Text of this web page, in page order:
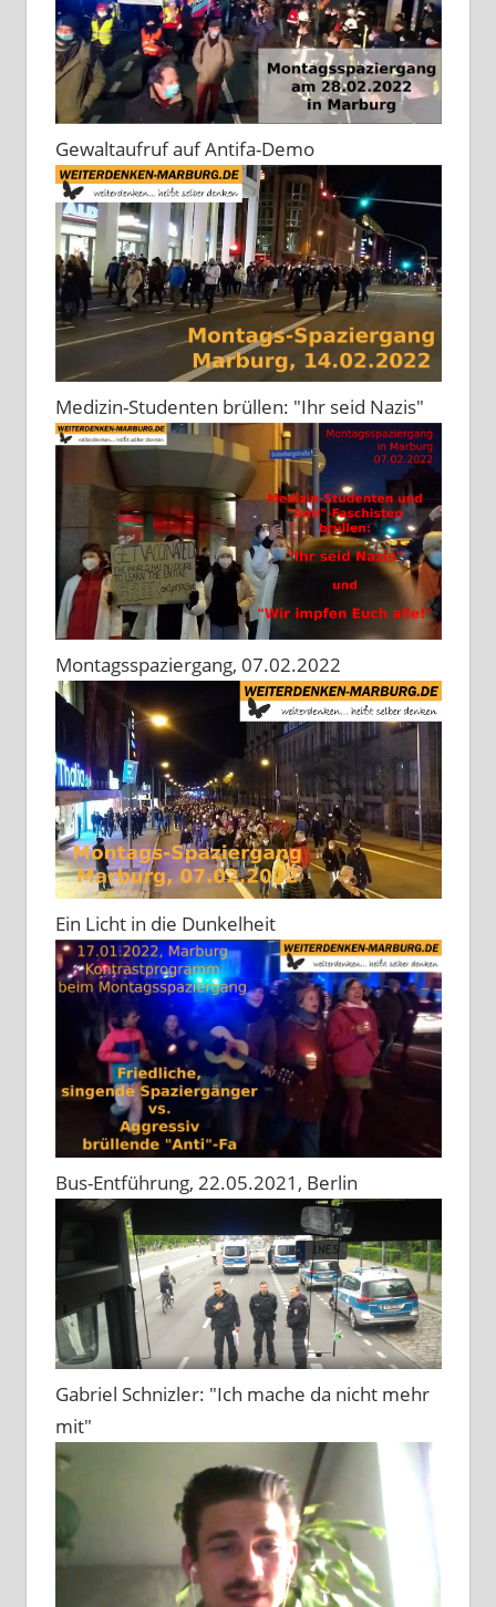
Gewaltaufruf auf Antifa-Demo
Medizin-Studenten brüllen: "Ihr seid Nazis"
Montagsspaziergang, 07.02.2022
Ein Licht in die Dunkelheit
Bus-Entführung, 22.05.2021, Berlin
Gabriel Schnizler: "Ich mache da nicht mehr
mit"